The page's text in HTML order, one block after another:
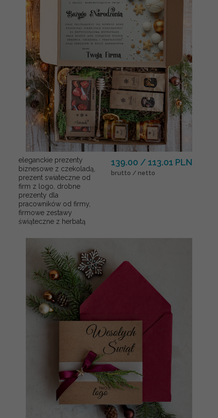
eleganckie prezenty
biznesowe z czekoladą,
prezent swiateczne od
firm z logo, drobne
prezenty dla
pracowników od firmy,
firmowe zestawy
świąteczne z herbatą
139.00 / 113.01 PLN
brutto / netto